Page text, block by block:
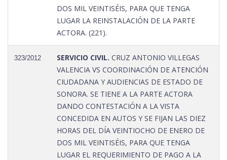
DOS MIL VEINTISÉIS, PARA QUE TENGA
LUGAR LA REINSTALACIÓN DE LA PARTE
ACTORA. (221).
323/2012 SERVICIO CIVIL. CRUZ ANTONIO VILLEGAS
VALENCIA VS COORDINACIÓN DE ATENCIÓN
CIUDADANA Y AUDIENCIAS DE ESTADO DE
SONORA. SE TIENE A LA PARTE ACTORA
DANDO CONTESTACIÓN A LA VISTA
CONCEDIDA EN AUTOS Y SE FIJAN LAS DIEZ
HORAS DEL DÍA VEINTIOCHO DE ENERO DE
DOS MIL VEINTISÉIS, PARA QUE TENGA
LUGAR EL REQUERIMIENTO DE PAGO A LA